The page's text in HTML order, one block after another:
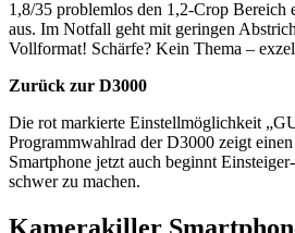
1,8/35 problemlos den 1,2-Crop
aus. Im Notfall geht mit geringen
Vollformat! Schärfe? Kein Thema –
Zurück zur D3000
Die rot markierte Einstellmöglichkeit
Programmwahlrad der D3000 zeigt
Smartphone jetzt auch beginnt
schwer zu machen.